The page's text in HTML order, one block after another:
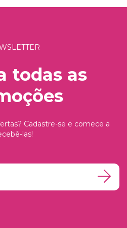
todas as
Cadastre-se e comece a
las!